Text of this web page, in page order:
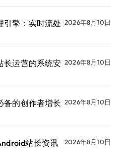
引擎：实时流处 2026年8月10日
长运营的系统安 2026年8月10日
备的创作者增长 2026年8月10日
站长资讯
2026年8月10日